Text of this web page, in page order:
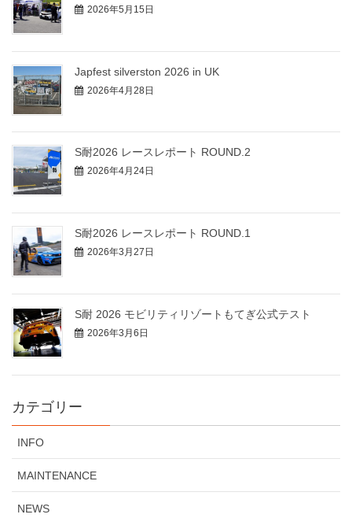
2026年5月15日
Japfest silverston 2026 in UK
2026年4月28日
S耐2026 レースレポート ROUND.2
2026年4月24日
S耐2026 レースレポート ROUND.1
2026年3月27日
S耐 2026 モビリティリゾートもてぎ公式テスト
2026年3月6日
カテゴリー
INFO
MAINTENANCE
NEWS